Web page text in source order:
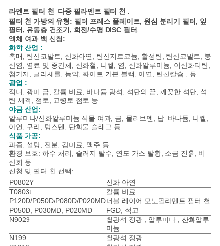
하
십
시
오
사
이
트
맵
PRIVACY
POLICY
라멘트 필터 천, 다중 필라멘트 필터 천 .
필터 천 가방의 유형: 필터 프레스 플레이트, 원심 분리기 필터, 잎
필터, 유동층 건조기, 회전/수평 DISC 필터.
액체 여과 백 신청:
화학 산업 :
촉매, 탄산코발트, 산화아연, 탄산지르코늄, 활성탄, 탄산코발트, 붕
산염, 염료 및 중간체, 산화철, 니켈, 염, 산화알루미늄, 이산화티탄,
첨가제, 글리세롤, 농약, 화이트 카본 블랙, 아연, 탄산칼슘 , 등.
광업 :
적니, 광미 금, 칼륨 비료, 바나듐 광석, 석탄의 끝, 깨끗한 석탄, 석
탄 세척, 점토, 고령토 점토 등
야금 산업:
알루미나/산화알루미늄 식물 여과, 금, 몰리브덴, 납, 바나듐, 니켈,
아연, 구리, 텅스텐, 탄화물 슬래그 등
식품 가공:
과즙, 설탕, 전분, 감미료, 맥주 등
환경 보호: 하수 처리, 슬러지 탈수, 연도 가스 탈황, 소금 진흙, 비
산회 등
신청 및 필터 천 선택:
P0802Y
산화 아연
T0803t
칼륨 비료
P120D/P050D/P080D/P020MD더블 레이어 모노필라멘트 필터 천
P050D, P030MD, P020MD
FGD, 석고
N9029
철광석 정광 , 알루미나 , 산화알루
미늄
N199
철광석 정광